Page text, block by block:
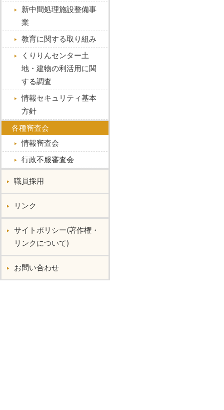
新中間処理施設整備事
業
教育に関する取り組み
くりりんセンター土
地・建物の利活用に関
する調査
情報セキュリティ基本
方針
各種審査会
情報審査会
行政不服審査会
職員採用
リンク
サイトポリシー(著作権・
リンクについて)
お問い合わせ︎